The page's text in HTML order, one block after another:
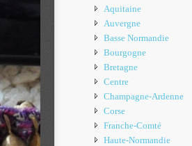
Aquitaine
Auvergne
Basse Normandie
Bourgogne
Bretagne
Centre
Champagne-Ardenne
Corse
Franche-Comté
Haute-Normandie